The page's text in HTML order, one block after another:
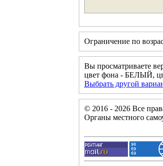
Ограничение по
Вы просматриваете
цвет фона - БЕЛЫЙ,
Выбрать другой
© 2016 - 2026 Все
Органы местного